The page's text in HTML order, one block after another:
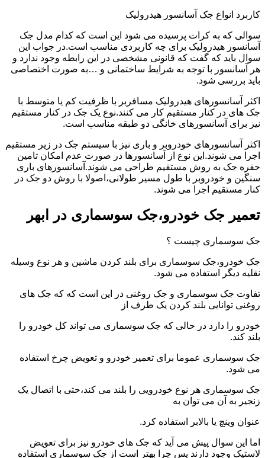
کاربرد انواع جک آسانسور هیدرولیک
سوالی که به کرات پرسیده می شود این است که کدام مدل جک
آسانسور هیدرولیک برای چه کاربردی مناسب است.در جواب این
سوال باید که گفت که قانونی مشخصی در این رابطه وجود ندارد و
هر آسانسور با توجه به شرایط ساختمانی و …به صورت اختصاصی
باید بررسی شود.
اکثر آسانسورهای هیدرولیک مسافربر با ظرفیت کم یا متوسط با
جک های در کنار مستقیم کار می کنند.نوع یک جک در کنار مستقیم
نیز برای آسانسورهای خانگی دو طبقه مناسب است.
اکثر آسانسورهای خودروبر و باری نیز با سیستم جک در زیر مستقیم
اجرا می شوند.این نوع از آسانسورها در صورت عدم امکان تامین
حفره جک به روش مستقیم طراحی می شوند.آسانسورهای باری
سنگین و خودروبر با طول مسیر طولانی،اصولا با روش دو جک در
کنار مستقیم اجرا می شوند.
تعمیر جک خودرو،جک سوسماری در ابهر
جک سوسماری چیست ؟
جک خودرو،جک سوسماری برای بلند کردن ماشین و هر نوع وسیله
نقلیه دیگر استفاده می شود.
تفاوت جک سوسماری و جک روغنی در این است که که جک های
روغنی توانایی بلند کردن یک طرف از
خودرو را دارد در حالی که جک سوسماری می تواند کل خودرو را
بلند کند.
جک سوسماری عموما برای تعمیر خودرو و تعویض چرخ استفاده
می شود.
جک سوسماری هر نوع خودرویی را بلند می کند،حتی با اتصال یک
زنجیر به آن می توان به
عنوان وینچ یا بالابر استفاده کرد.
اما این سوال پیش می آید که جک های خودرو نیز برای تعویض
لاستیک وجود دارند پس چرا بهتر است از جک سوسماری استفاده